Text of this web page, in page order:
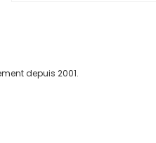
depuis 2001.